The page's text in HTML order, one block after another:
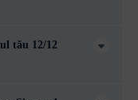
tău 12/12